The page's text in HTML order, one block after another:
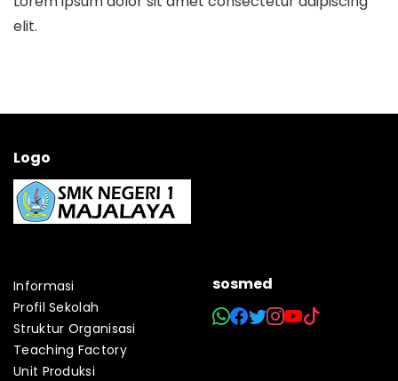
elit.
Logo
Informasi
Profil Sekolah
Struktur Organisasi
Teaching Factory
Unit Produksi
sosmed